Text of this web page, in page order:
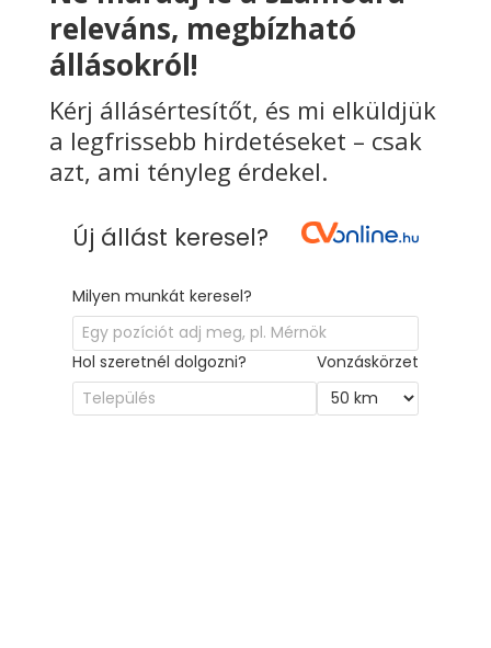
releváns, megbízható
állásokról!
Kérj állásértesítőt, és mi elküldjük
a legfrissebb hirdetéseket – csak
azt, ami tényleg érdekel.